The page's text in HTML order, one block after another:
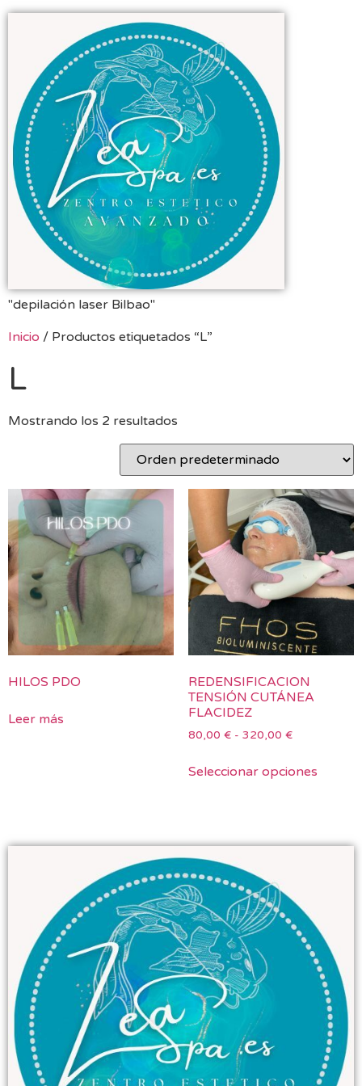
"depilación laser Bilbao"
Inicio / Productos etiquetados “L”
L
Mostrando los 2 resultados
HILOS PDO
Leer más
REDENSIFICACION
TENSIÓN CUTÁNEA
FLACIDEZ
80,00 € - 320,00 €
Seleccionar opciones